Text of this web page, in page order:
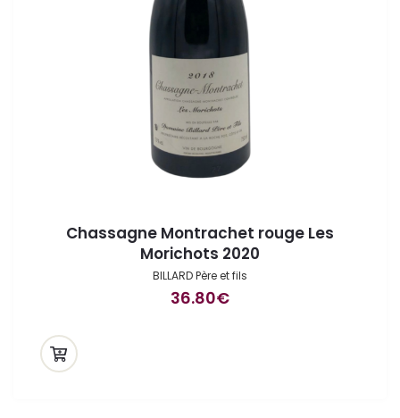
Chassagne Montrachet rouge Les
Morichots 2020
BILLARD Père et fils
36.80€